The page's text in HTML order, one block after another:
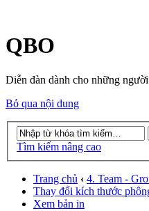
QBO
Diễn đàn dành cho những
Bỏ qua nội dung
Tìm kiếm nâng cao
Trang chủ ‹ 4. Team -
Thay đổi kích thước
Xem bản in